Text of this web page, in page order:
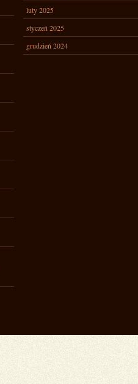
luty 2025
styczeń 2025
grudzień 2024